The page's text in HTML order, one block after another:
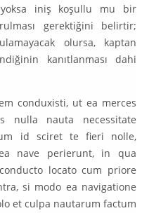
iniş koşullu mu bir
gerektiğini belirtir;
olursa, kaptan
kanıtlanması dahi
conduxisti, ut ea merces
nulla nauta necessitate
id sciret te fieri nolle,
nave perierunt, in qua
locato cum priore
si modo ea navigatione
et culpa nautarum factum